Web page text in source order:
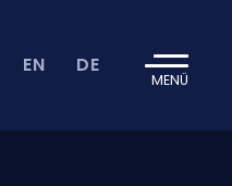
EN DE
MENÜ